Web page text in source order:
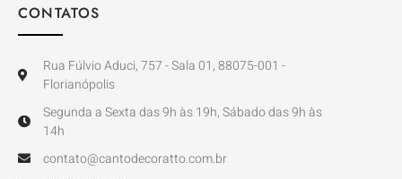
CONTATOS
Rua Fúlvio Aduci, 757 - Sala 01, 88075-001 -
Florianópolis
Segunda a Sexta das 9h às 19h, Sábado das 9h às
14h
contato@cantodecoratto.com.br